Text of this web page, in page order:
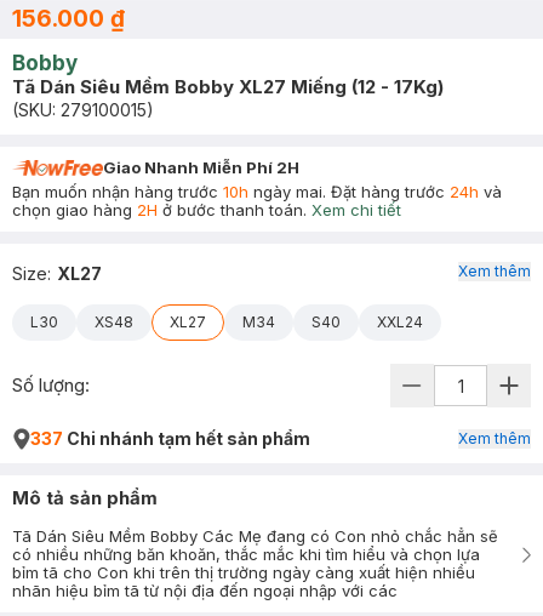
156.000 ₫
Bobby
Tã Dán Siêu Mềm Bobby XL27 Miếng (12 - 17Kg)
(SKU: 279100015)
Giao Nhanh Miễn Phí 2H
Bạn muốn nhận hàng trước 10h ngày mai. Đặt hàng trước 24h và
chọn giao hàng 2H ở bước thanh toán. Xem chi tiết
Size: XL27
L30 XS48 XL27 M34 S40 XXL24
Xem thêm
Số lượng:
337 Chi nhánh tạm hết sản phẩm Xem thêm
Mô tả sản phẩm
Tã Dán Siêu Mềm Bobby Các Mẹ đang có Con nhỏ chắc hẳn sẽ
có nhiều những băn khoăn, thắc mắc khi tìm hiểu và chọn lựa
bỉm tã cho Con khi trên thị trường ngày càng xuất hiện nhiều
nhãn hiệu bỉm tã từ nội địa đến ngoại nhập với các